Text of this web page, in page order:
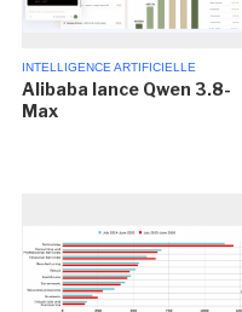
INTELLIGENCE ARTIFICIELLE
Alibaba lance Qwen 3.8-
Max